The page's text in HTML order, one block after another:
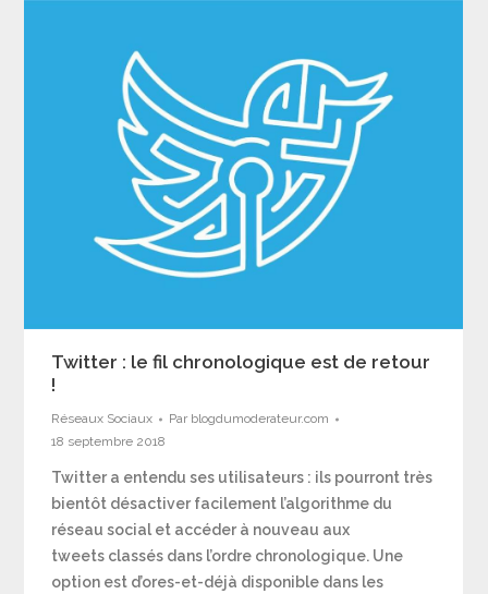
Twitter : le fil chronologique est de retour
!
Réseaux Sociaux Par blogdumoderateur.com
18 septembre 2018
Twitter a entendu ses utilisateurs : ils pourront très
bientôt désactiver facilement l’algorithme du
réseau social et accéder à nouveau aux
tweets classés dans l’ordre chronologique. Une
option est d’ores-et-déjà disponible dans les